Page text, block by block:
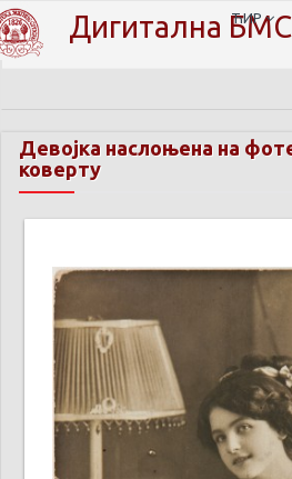
Дигитална БМС
ЋИР
Девојка наслоњена на
коверту